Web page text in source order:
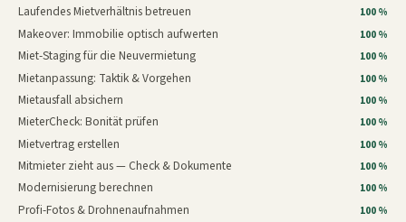
Laufendes Mietverhältnis betreuen 100 %
Makeover: Immobilie optisch aufwerten 100 %
Miet-Staging für die Neuvermietung 100 %
Mietanpassung: Taktik & Vorgehen 100 %
Mietausfall absichern 100 %
MieterCheck: Bonität prüfen 100 %
Mietvertrag erstellen 100 %
Mitmieter zieht aus — Check & Dokumente 100 %
Modernisierung berechnen 100 %
Profi-Fotos & Drohnenaufnahmen 100 %